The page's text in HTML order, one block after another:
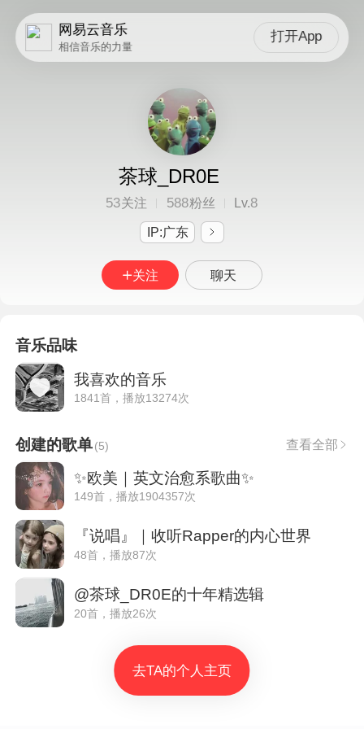
网易云音乐
相信音乐的力量
打开App
茶球_DR0E
53关注 588粉丝 Lv.8
IP:广东
关注 聊天
音乐品味
我喜欢的音乐
1841首，播放13274次
创建的歌单(5) 查看全部
✨欧美｜英文治愈系歌曲✨
149首，播放1904357次
『说唱』｜收听Rapper的内心世界
48首，播放87次
@茶球_DR0E的十年精选辑
20首，播放26次
去TA的个人主页